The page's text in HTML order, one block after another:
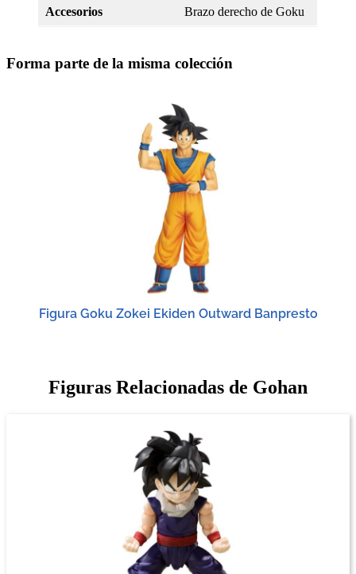
Accesorios Brazo derecho de Goku
Forma parte de la misma colección
Figura Goku Zokei Ekiden Outward Banpresto
Figuras Relacionadas de Gohan